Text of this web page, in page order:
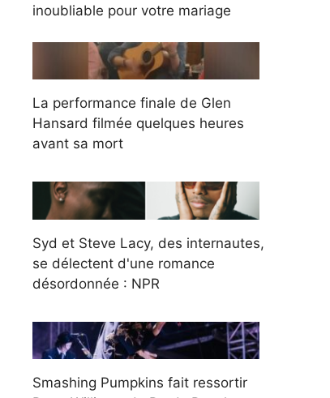
inoubliable pour votre mariage
La performance finale de Glen
Hansard filmée quelques heures
avant sa mort
Syd et Steve Lacy, des internautes,
se délectent d'une romance
désordonnée : NPR
Smashing Pumpkins fait ressortir